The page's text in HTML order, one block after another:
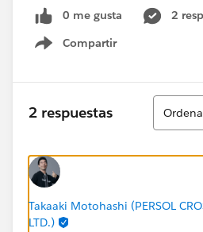
0 me gusta
2
Compartir
Show menu
2 respuestas
Ordenar
Takaaki Motohashi (PERSOL
LTD.)